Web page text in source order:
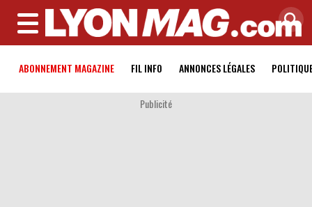
MENU
ABONNEMENT MAGAZINE FIL INFO ANNONCES LÉGALES
Publicité